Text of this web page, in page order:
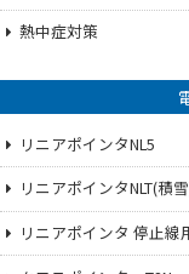
熱中症対策
リニアポインタNL5
リニアポインタNLT(積
リニアポインタ 停止線